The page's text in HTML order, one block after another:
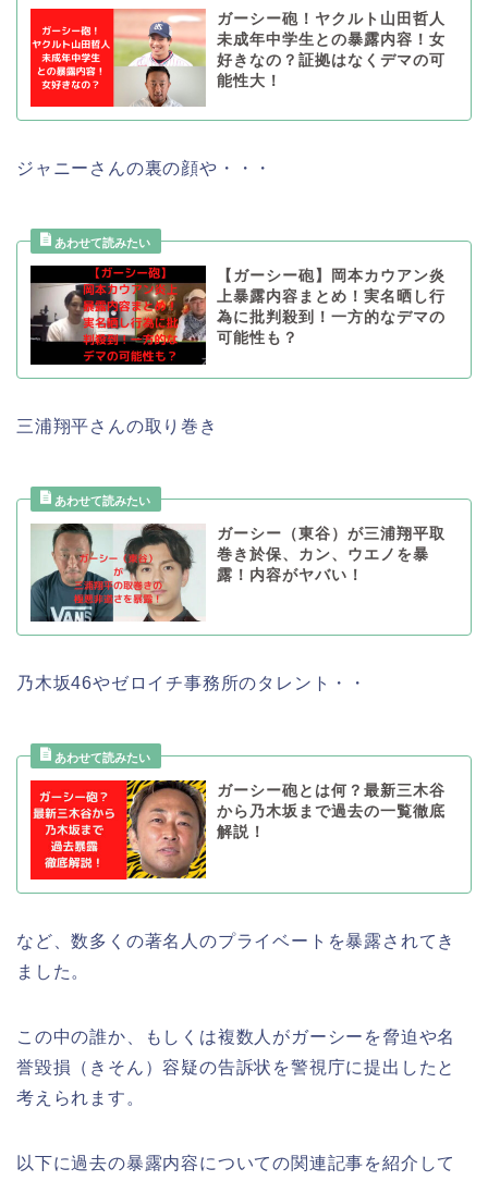
ガーシー砲！ヤクルト山田哲人
未成年中学生との暴露内容！女
好きなの？証拠はなくデマの可
能性大！
ジャニーさんの裏の顔や・・・
【ガーシー砲】岡本カウアン炎
上暴露内容まとめ！実名晒し行
為に批判殺到！一方的なデマの
可能性も？
三浦翔平さんの取り巻き
ガーシー（東谷）が三浦翔平取
巻き於保、カン、ウエノを暴
露！内容がヤバい！
乃木坂46やゼロイチ事務所のタレント・・
ガーシー砲とは何？最新三木谷
から乃木坂まで過去の一覧徹底
解説！
など、数多くの著名人のプライベートを暴露されてき
ました。
この中の誰か、もしくは複数人がガーシーを脅迫や名
誉毀損（きそん）容疑の告訴状を警視庁に提出したと
考えられます。
以下に過去の暴露内容についての関連記事を紹介して